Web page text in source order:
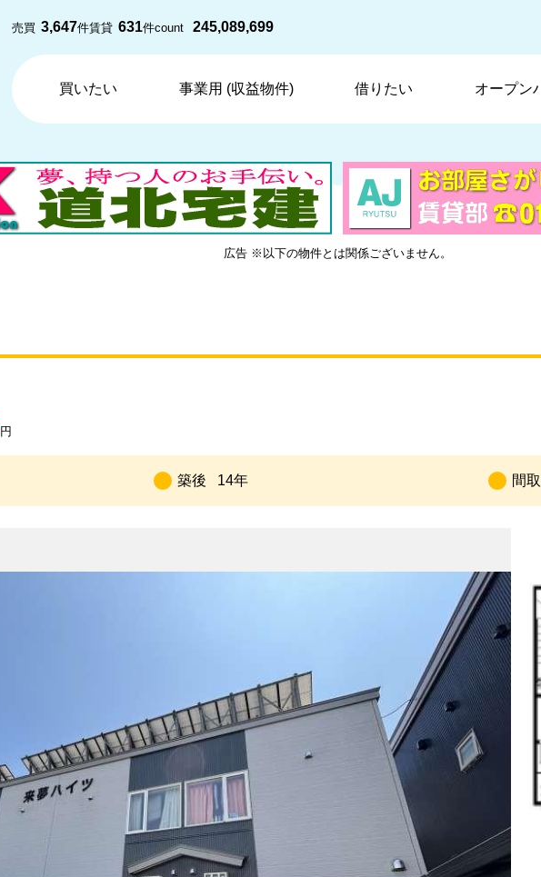
売買 3,647件賃貸 631件count 245,089,699
買いたい 事業用 (収益物件) 借りたい オープン
広告 ※以下の物件とは関係ございません。
円
築後 14年 間